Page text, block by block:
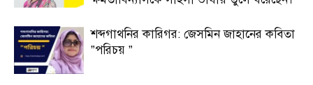
শব্দগাথনির কারিগর: জেসমিন জাহানের কবিতা
”পরিচয় ”